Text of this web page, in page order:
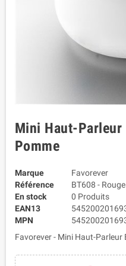
Mini Haut-Parleur
Pomme
Marque
Favorever
Référence
BT608 - Rouge
En stock
0 Produits
EAN13
MPN
Favorever - Mini Haut-